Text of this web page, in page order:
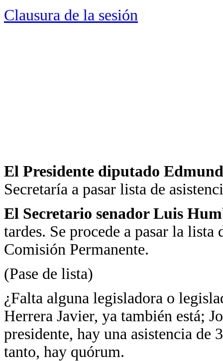
Clausura de la sesión
El Presidente diputado
Secretaría a pasar lista de
El Secretario senador Luis
tardes. Se procede a pasar la
Comisión Permanente.
(Pase de lista)
¿Falta alguna legisladora o
Herrera Javier, ya también está;
presidente, hay una asistencia
tanto, hay quórum.